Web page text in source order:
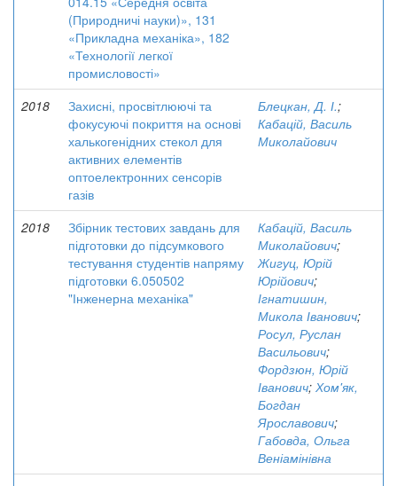
(Природничі науки)», 131
«Прикладна механіка», 182
«Технології легкої
промисловості»
2018
Захисні, просвітлюючі та
фокусуючі покриття на основі
халькогенідних стекол для
активних елементів
оптоелектронних сенсорів
газів
Блецкан, Д. І.;
Кабацій, Василь
Миколайович
2018
Збірник тестових завдань для
підготовки до підсумкового
тестування студентів напряму
підготовки 6.050502
"Інженерна механіка"
Кабацій, Василь
Миколайович;
Жигуц, Юрій
Юрійович;
Ігнатишин,
Микола Іванович;
Росул, Руслан
Васильович;
Фордзюн, Юрій
Іванович; Хом'як,
Богдан
Ярославович;
Габовда, Ольга
Веніамінівна